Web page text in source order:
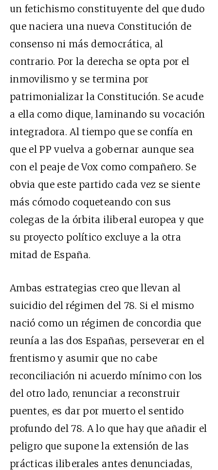
un fetichismo constituyente del que dudo
que naciera una nueva Constitución de
consenso ni más democrática, al
contrario. Por la derecha se opta por el
inmovilismo y se termina por
patrimonializar la Constitución. Se acude
a ella como dique, laminando su vocación
integradora. Al tiempo que se confía en
que el PP vuelva a gobernar aunque sea
con el peaje de Vox como compañero. Se
obvia que este partido cada vez se siente
más cómodo coqueteando con sus
colegas de la órbita iliberal europea y que
su proyecto político excluye a la otra
mitad de España.
Ambas estrategias creo que llevan al
suicidio del régimen del 78. Si el mismo
nació como un régimen de concordia que
reunía a las dos Españas, perseverar en el
frentismo y asumir que no cabe
reconciliación ni acuerdo mínimo con los
del otro lado, renunciar a reconstruir
puentes, es dar por muerto el sentido
profundo del 78. A lo que hay que añadir el
peligro que supone la extensión de las
prácticas iliberales antes denunciadas,